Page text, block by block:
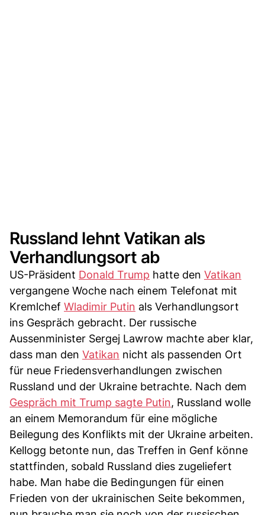
Russland lehnt Vatikan als
Verhandlungsort ab
US-Präsident Donald Trump hatte den Vatikan
vergangene Woche nach einem Telefonat mit
Kremlchef Wladimir Putin als Verhandlungsort
ins Gespräch gebracht. Der russische
Aussenminister Sergej Lawrow machte aber klar,
dass man den Vatikan nicht als passenden Ort
für neue Friedensverhandlungen zwischen
Russland und der Ukraine betrachte. Nach dem
Gespräch mit Trump sagte Putin, Russland wolle
an einem Memorandum für eine mögliche
Beilegung des Konflikts mit der Ukraine arbeiten.
Kellogg betonte nun, das Treffen in Genf könne
stattfinden, sobald Russland dies zugeliefert
habe. Man habe die Bedingungen für einen
Frieden von der ukrainischen Seite bekommen,